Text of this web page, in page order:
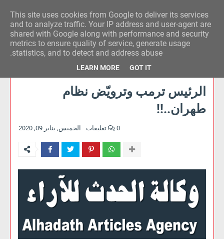
وكالة الحدث للآراء
الرئيس ترمب وترويّض نظام
طهران..!!
الخميس, يناير 09, 2020 0 تعليقات
This site uses cookies from Google to deliver its services
and to analyze traffic. Your IP address and user-agent are
shared with Google along with performance and security
metrics to ensure quality of service, generate usage
statistics, and to detect and address abuse.
LEARN MORE GOT IT